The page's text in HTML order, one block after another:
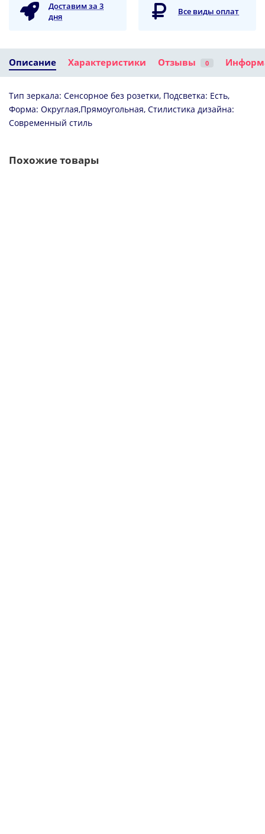
23100 ₽
Кухонная мойка
IDDIS Edifice
золотой матовый
24000 ₽
Зеркало 100x70
см белый
матовый IDDIS
Доставим за 3
дня
Все виды оплат
Описание Характеристики Отзывы 0
Тип зеркала: Сенсорное без розетки, Подсветка: Есть,
Форма: Округлая,Прямоугольная, Стилистика дизайна:
Современный стиль
Похожие товары